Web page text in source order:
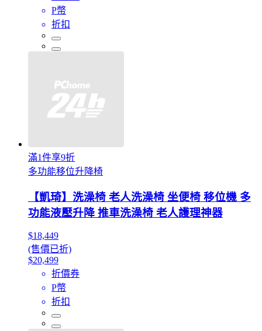
P幣
折扣
滿1件享9折
多功能移位升降椅
【凱琦】洗澡椅 老人洗澡椅 坐便椅 移位機 多
功能液壓升降 推車洗澡椅 老人護理神器
$18,449
(售價已折)
$20,499
折價券
P幣
折扣